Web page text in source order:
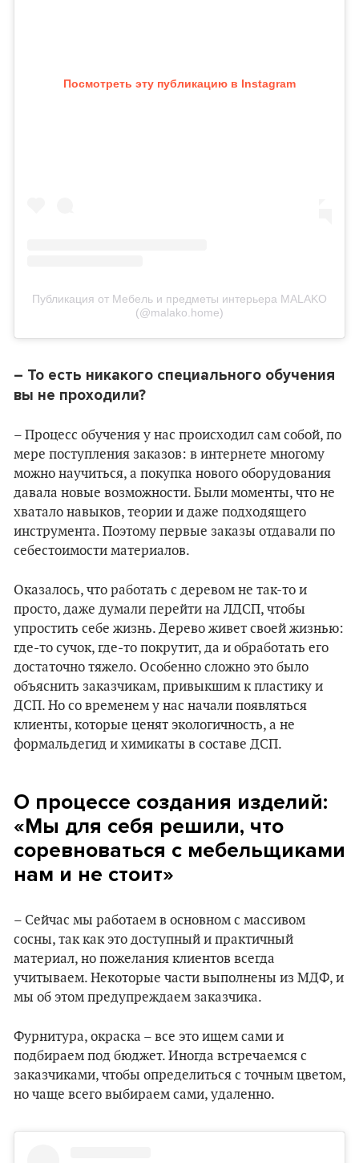
Посмотреть эту публикацию в Instagram
Публикация от Мебель и предметы интерьера MALAKO
(@malako.home)
– То есть никакого специального обучения
вы не проходили?
– Процесс обучения у нас происходил сам собой, по
мере поступления заказов: в интернете многому
можно научиться, а покупка нового оборудования
давала новые возможности. Были моменты, что не
хватало навыков, теории и даже подходящего
инструмента. Поэтому первые заказы отдавали по
себестоимости материалов.
Оказалось, что работать с деревом не так-то и
просто, даже думали перейти на ЛДСП, чтобы
упростить себе жизнь. Дерево живет своей жизнью:
где-то сучок, где-то покрутит, да и обработать его
достаточно тяжело. Особенно сложно это было
объяснить заказчикам, привыкшим к пластику и
ДСП. Но со временем у нас начали появляться
клиенты, которые ценят экологичность, а не
формальдегид и химикаты в составе ДСП.
О процессе создания изделий:
«Мы для себя решили, что
соревноваться с мебельщиками
нам и не стоит»
– Сейчас мы работаем в основном с массивом
сосны, так как это доступный и практичный
материал, но пожелания клиентов всегда
учитываем. Некоторые части выполнены из МДФ, и
мы об этом предупреждаем заказчика.
Фурнитура, окраска – все это ищем сами и
подбираем под бюджет. Иногда встречаемся с
заказчиками, чтобы определиться с точным цветом,
но чаще всего выбираем сами, удаленно.